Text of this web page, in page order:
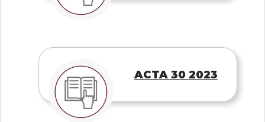
ACTA 30 2023